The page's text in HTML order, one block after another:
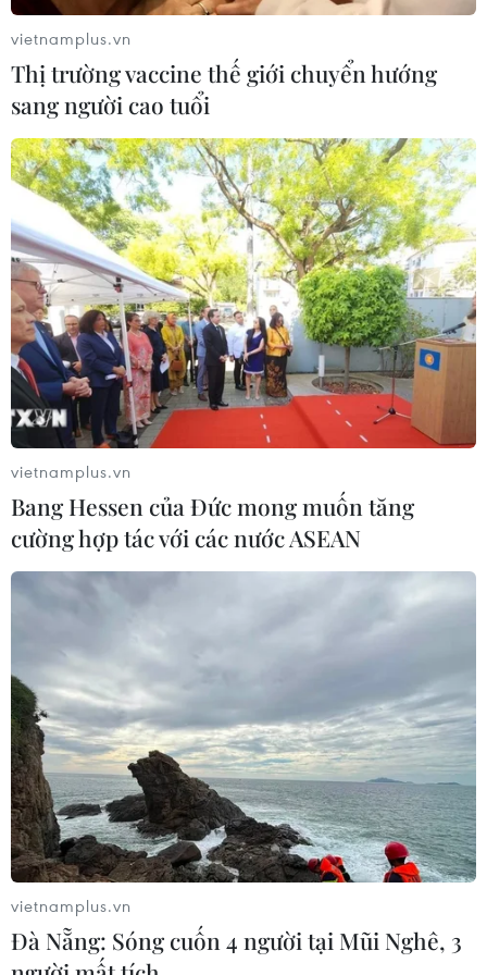
vietnamplus.vn
Thị trường vaccine thế giới chuyển hướng
sang người cao tuổi
vietnamplus.vn
Bang Hessen của Đức mong muốn tăng
cường hợp tác với các nước ASEAN
vietnamplus.vn
Đà Nẵng: Sóng cuốn 4 người tại Mũi Nghê, 3